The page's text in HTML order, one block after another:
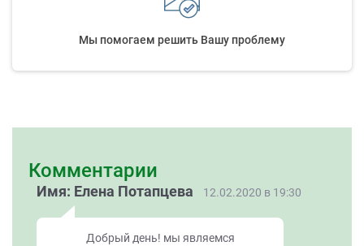
Мы помогаем решить Вашу проблему
Комментарии
Имя: Елена Потапцева 12.02.2020 в 19:30
Добрый день! мы являемся